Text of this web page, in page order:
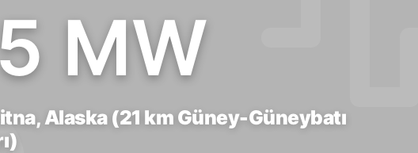
MW
Alaska (21 km Güney-Güneybatı